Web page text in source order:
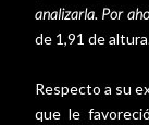
analizarla. Por
de 1,91 de
Respecto a su
que le